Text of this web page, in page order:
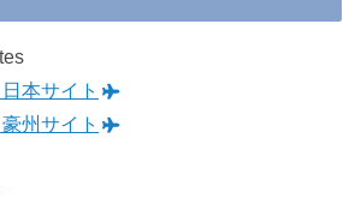
本サイト
州サイト